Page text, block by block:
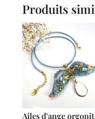
Produits
Ailes d’ange